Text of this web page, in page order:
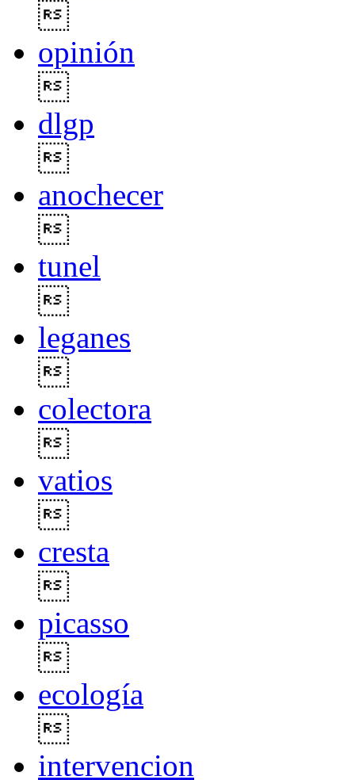
opinión
dlgp
anochecer
tunel
leganes
colectora
vatios
cresta
picasso
ecología
intervencion